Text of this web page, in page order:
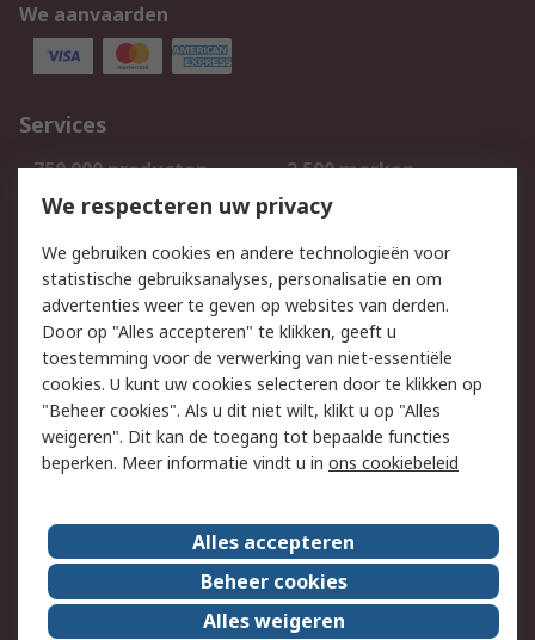
We aanvaarden
Services
750.000 producten
2.500 merken
Bestellen
Inkoopoplossingen
Track & Trace
Wettelijk
Cookiebeleid
Email veiligheid
Privacybeleid
Websitevoorwaarden
Algemene
verkoopvoorwaarden
Over RS
RS Group
Over ons
RS wereldwijd
Werken bij RS
We respecteren uw privacy
We gebruiken cookies en andere technologieën voor
statistische gebruiksanalyses, personalisatie en om
advertenties weer te geven op websites van derden.
Door op "Alles accepteren" te klikken, geeft u
toestemming voor de verwerking van niet-essentiële
cookies. U kunt uw cookies selecteren door te klikken op
"Beheer cookies". Als u dit niet wilt, klikt u op "Alles
weigeren". Dit kan de toegang tot bepaalde functies
beperken. Meer informatie vindt u in ons cookiebeleid
Alles accepteren
Beheer cookies
Alles weigeren